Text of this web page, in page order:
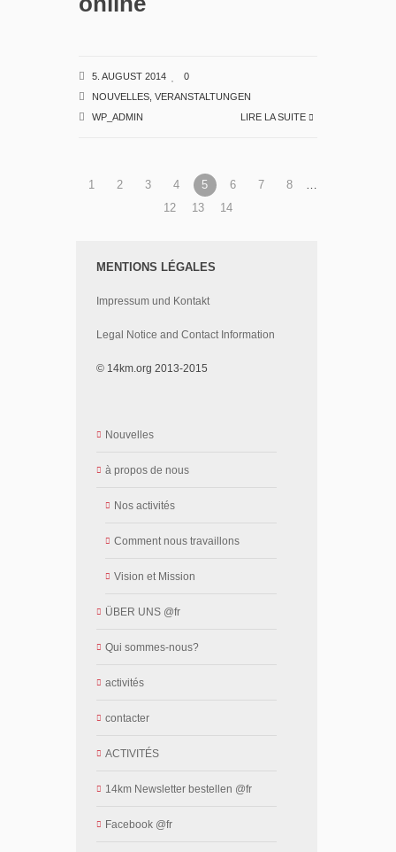
5. AUGUST 2014
0
NOUVELLES, VERANSTALTUNGEN
WP_ADMIN
LIRE LA SUITE
1 2 3 4 5 6 7 8
…
12
13 14
MENTIONS LÉGALES
Impressum und Kontakt
Legal Notice and Contact Information
© 14km.org 2013-2015
Nouvelles
à propos de nous
Nos activités
Comment nous travaillons
Vision et Mission
ÜBER UNS @fr
Qui sommes-nous?
activités
contacter
ACTIVITÉS
14km Newsletter bestellen @fr
Facebook @fr